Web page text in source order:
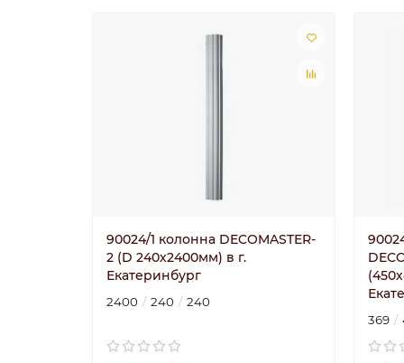
90024/1 колонна DECOMASTER-
2 (D 240х2400мм) в г.
Екатеринбург
2400 240 240
369